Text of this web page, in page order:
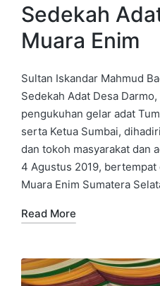
Sedekah
Muara Enim
Sultan Iskandar Mahmud
Sedekah Adat Desa
pengukuhan gelar adat
serta Ketua Sumbai,
dan tokoh masyarakat dan
4 Agustus 2019,
Muara Enim Sumatera
Read More